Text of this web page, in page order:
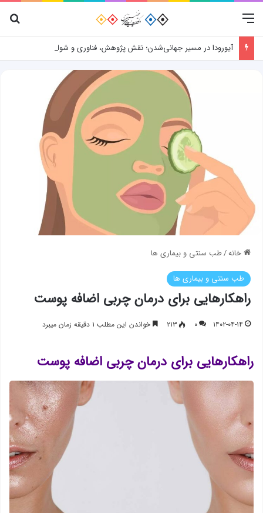
منو
آیورودا در مسیر جهانی‌شدن؛ نقش پژوهش، فناوری و شواهد علمی
خانه/طب سنتی و بیماری ها
طب سنتی و بیماری ها
راهکارهایی برای درمان چربی اضافه پوست
۱۴۰۲-۰۴-۱۴ ۰ ۲۱۳ خواندن این مطلب ۱ دقیقه زمان میبرد
راهکارهایی برای درمان چربی اضافه پوست